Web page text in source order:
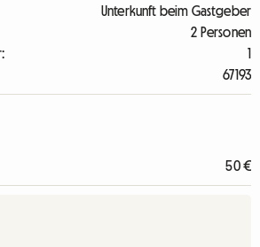
Unterkunft beim Gastgeber
2 Personen
1
67193
50 €